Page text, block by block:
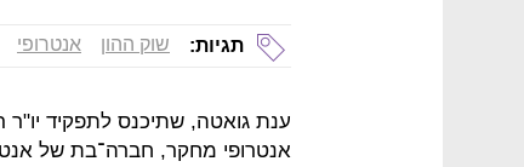
תגיות: שוק ההון אנטרופי
אנטרופי מחקר, חברה־בת של